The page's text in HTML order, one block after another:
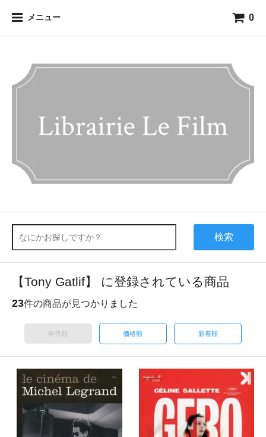
メニュー 0
検索
【Tony Gatlif】 に登録されている商品
23件の商品が見つかりました
年代順 価格順 新着順